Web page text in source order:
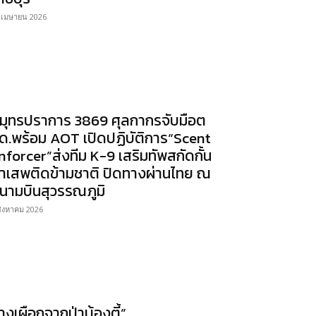
มษายน 2026
ทรปราการ 3869 ศุลกากรจับมือต
.พร้อม AOT เปิดปฏิบัติการ“Scent
ส่งทีม K-9 เสริมทัพสกัดกั้น
เสพติดข้ามชาติ ปิดทางผ่านไทย ณ
ามบินสุวรรณภูมิ
หาคม 2026